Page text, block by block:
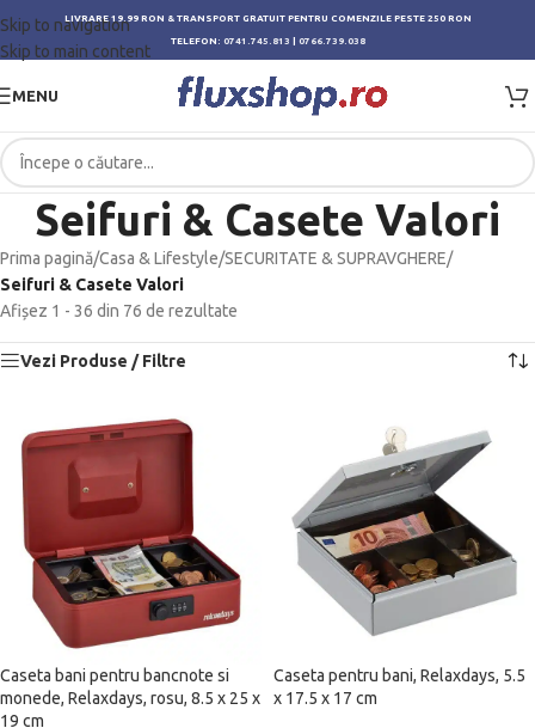
Skip to navigation
Skip to main content
LIVRARE 19.99 RON & TRANSPORT GRATUIT PENTRU COMENZILE PESTE 250 RON
TELEFON: 0741.745.813 0766.739.038
MENU
Seifuri & Casete Valori
Prima pagină/Casa & Lifestyle/SECURITATE & SUPRAVGHERE/
Seifuri & Casete Valori
Afișez 1 - 36 din 76 de rezultate
Vezi Produse / Filtre
Caseta bani pentru bancnote si
monede, Relaxdays, rosu, 8.5 x 25 x
19 cm
Caseta pentru bani, Relaxdays, 5.5
x 17.5 x 17 cm